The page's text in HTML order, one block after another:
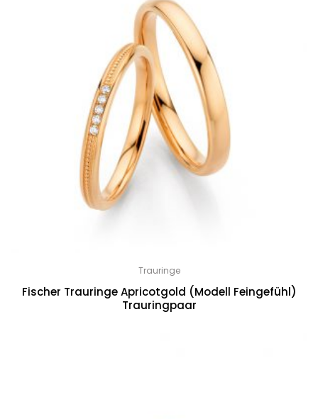
Trauringe
Fischer Trauringe Apricotgold (Modell Feingefühl)
Trauringpaar